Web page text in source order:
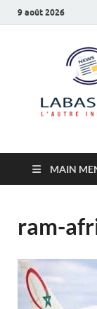
9 août 2026
MAIN
ram-